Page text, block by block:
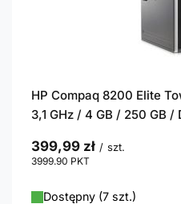
HP Compaq 8200 Elite
3,1 GHz / 4 GB / 250 GB
399,99 zł / szt.
3999.90 PKT
Dostępny (7 szt.)